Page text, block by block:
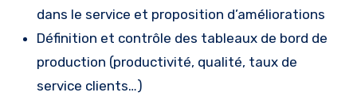
dans le service et proposition d’améliorations
Définition et contrôle des tableaux de bord de
production (productivité, qualité, taux de
service clients…)